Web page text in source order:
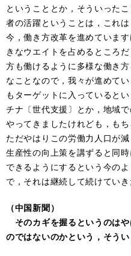
ということとか，そういった
者の活躍ということは，これ
今，働き方改革を進めていま
きなウエイトを占めるところ
方も働けるように多様な働き
なことなので，我々が進めて
もターゲットに入っていると
チナ〔世代支援〕とか，地域
やってきましたけれども，も
ただやはりこの労働力人口が
生産性の向上策を講ずると同
できるようにするという今の
で，それは継続して続けていき
（中国新聞）
そのカギを握るというのは
のではないのかという，そうい